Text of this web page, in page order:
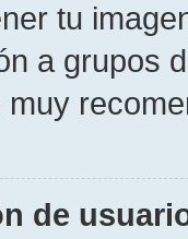
tu
a grupos
de